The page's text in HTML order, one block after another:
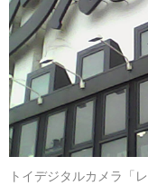
トイデジタルカメラ「